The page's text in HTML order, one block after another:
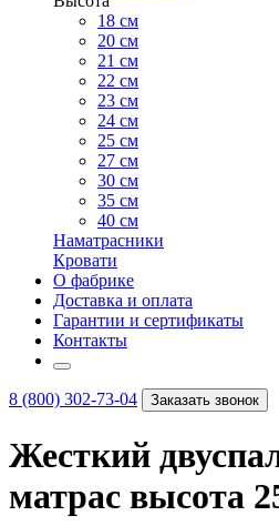
18 см
20 см
21 см
22 см
23 см
24 см
25 см
27 см
30 см
35 см
40 см
Наматрасники
Кровати
О фабрике
Доставка и оплата
Гарантии и сертификаты
Контакты
8 (800) 302-73-04 Заказать звонок
Жесткий
матрас высота